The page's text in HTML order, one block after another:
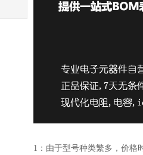
1：由于型号种类繁多，价格